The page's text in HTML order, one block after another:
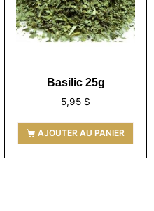
Basilic 25g
5,95 $
AJOUTER AU PANIER